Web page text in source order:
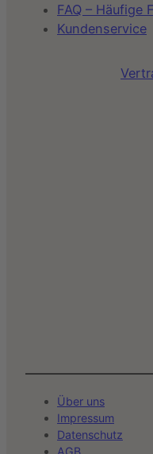
FAQ – Häufige
Kundenservice
Über uns
Impressum
Datenschutz
AGB